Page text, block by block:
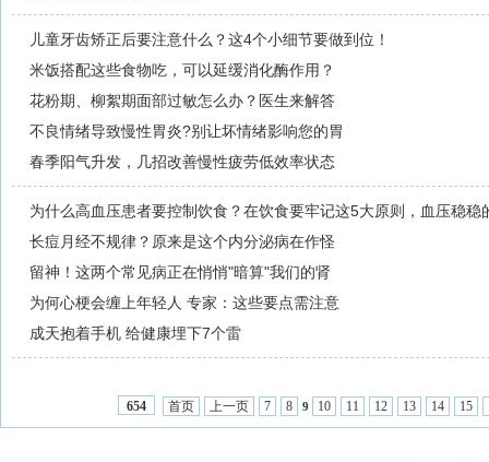
儿童牙齿矫正后要注意什么？这4个小细节要做到位！
米饭搭配这些食物吃，可以延缓消化酶作用？
花粉期、柳絮期面部过敏怎么办？医生来解答
不良情绪导致慢性胃炎?别让坏情绪影响您的胃
春季阳气升发，几招改善慢性疲劳低效率状态
为什么高血压患者要控制饮食？在饮食要牢记这5大原则，血压稳稳
长痘月经不规律？原来是这个内分泌病在作怪
留神！这两个常见病正在悄悄"暗算"我们的肾
为何心梗会缠上年轻人 专家：这些要点需注意
成天抱着手机 给健康埋下7个雷
654 首页 上一页 7 8 9 10 11 12 13 14 15